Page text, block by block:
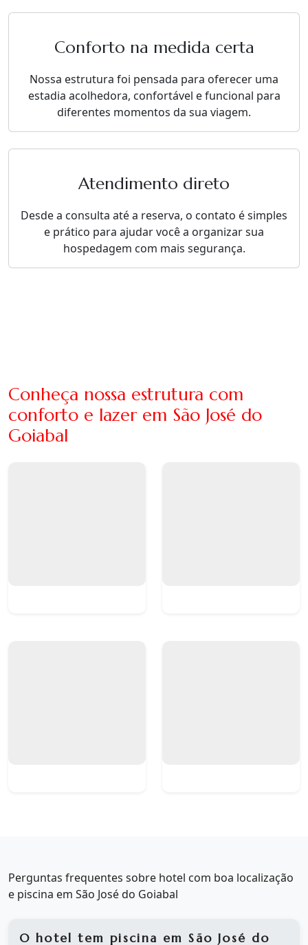
Conforto na medida certa
Nossa estrutura foi pensada para oferecer uma
estadia acolhedora, confortável e funcional para
diferentes momentos da sua viagem.
Atendimento direto
Desde a consulta até a reserva, o contato é simples
e prático para ajudar você a organizar sua
hospedagem com mais segurança.
Conheça nossa estrutura com
conforto e lazer em São José do
Goiabal
Perguntas frequentes sobre hotel com boa localização
e piscina em São José do Goiabal
O hotel tem piscina em São José do